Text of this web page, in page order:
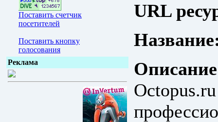
Поставить счетчик
посетителей
Поставить кнопку
голосования
Реклама
URL